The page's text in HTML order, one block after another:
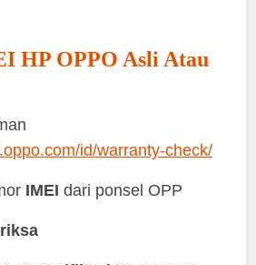
HP OPPO Asli Atau
id/warranty-check/
IMEI dari ponsel OPP